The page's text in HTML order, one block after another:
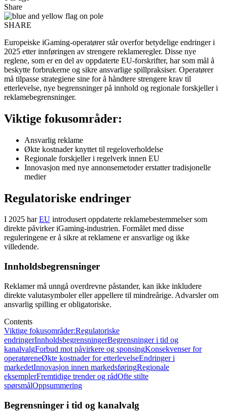
Share
SHARE
Europeiske iGaming-operatører står overfor betydelige endringer i
2025 etter innføringen av strengere reklameregler. Disse nye
reglene, som er en del av oppdaterte EU-forskrifter, har som mål å
beskytte forbrukerne og sikre ansvarlige spillpraksiser. Operatører
må tilpasse strategiene sine for å håndtere strengere krav til
etterlevelse, nye begrensninger på innhold og regionale forskjeller i
reklamebegrensninger.
Viktige fokusområder:
Ansvarlig reklame
Økte kostnader knyttet til regeloverholdelse
Regionale forskjeller i regelverk innen EU
Innovasjon med nye annonsemetoder erstatter tradisjonelle
medier
Regulatoriske endringer
I 2025 harEU introdusert oppdaterte reklamebestemmelser som
direkte påvirker iGaming-industrien. Formålet med disse
reguleringene er å sikre at reklamene er ansvarlige og ikke
villedende.
Innholdsbegrensninger
Reklamer må unngå overdrevne påstander, kan ikke inkludere
direkte valutasymboler eller appellere til mindreårige. Advarsler om
ansvarlig spilling er obligatoriske.
Contents
Viktige fokusområder:Regulatoriske
endringerInnholdsbegrensningerBegrensninger i tid og
kanalvalgForbud mot påvirkere og sponsingKonsekvenser for
operatøreneØkte kostnader for etterlevelseEndringer i
markedetInnovasjon innen markedsføringRegionale
eksemplerFremtidige trender og rådOfte stilte
spørsmålOppsummering
Begrensninger i tid og kanalvalg